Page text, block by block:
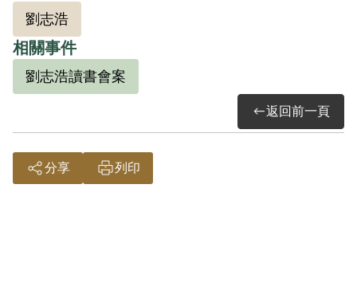
劉志浩
相關事件
劉志浩讀書會案
返回前一頁
分享 列印